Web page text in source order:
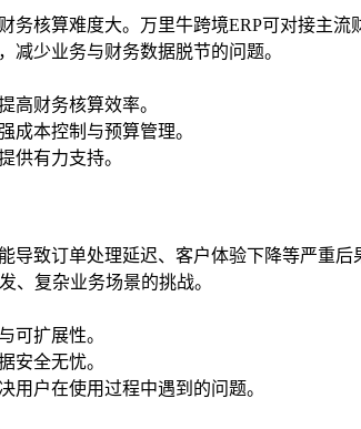
务核算难度大。万里牛跨境ERP可对接主
减少业务与财务数据脱节的问题。
高财务核算效率。
成本控制与预算管理。
供有力支持。
导致订单处理延迟、客户体验下降等严重
、复杂业务场景的挑战。
可扩展性。
安全无忧。
用户在使用过程中遇到的问题。